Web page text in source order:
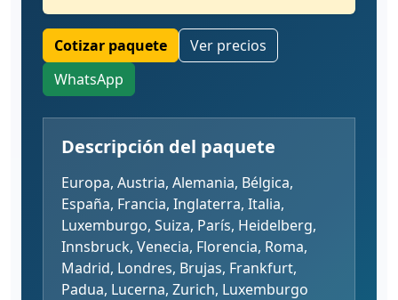
Cotizar paquete
Ver precios
WhatsApp
Descripción del paquete
Europa, Austria, Alemania, Bélgica,
España, Francia, Inglaterra, Italia,
Luxemburgo, Suiza, París, Heidelberg,
Innsbruck, Venecia, Florencia, Roma,
Madrid, Londres, Brujas, Frankfurt,
Padua, Lucerna, Zurich, Luxemburgo